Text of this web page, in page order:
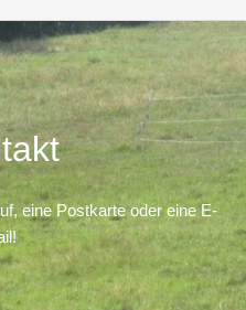
eine Postkarte oder eine E-